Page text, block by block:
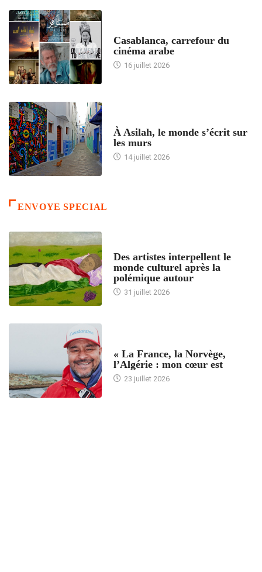
Casablanca, carrefour du
cinéma arabe
16 juillet 2026
À Asilah, le monde s’écrit sur
les murs
14 juillet 2026
ENVOYE SPECIAL
Des artistes interpellent le
monde culturel après la
polémique autour
31 juillet 2026
« La France, la Norvège,
l’Algérie : mon cœur est
23 juillet 2026